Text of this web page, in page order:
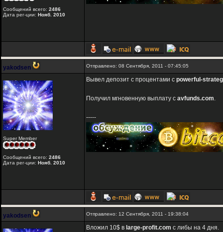
Сообщений всего: 2486
Дата рег-ции: Нояб. 2010
yakodsen Отправлено: 08 Сентября, 2011 - 07:45:05
Super Member
Сообщений всего: 2486
Дата рег-ции: Нояб. 2010
Вывел депозит с процентами с powerful-
Получил мгновенную выплату с avfunds.com.
-----
yakodsen Отправлено: 12 Сентября, 2011 - 19:38:04
Вложил 10$ в large-profit.com с либы на 4 дня.